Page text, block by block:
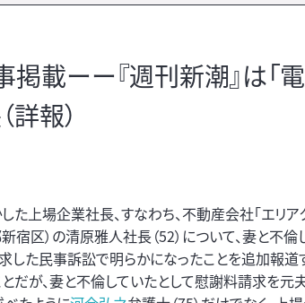
載ーー『週刊新潮』は「
報）
た上場企業社長、すなわち、不動産会社「エリア
宿区）の清原雅人社長（52）について、妻と不倫
した民事訴訟で明らかになったことを追加報道
だが、妻と不倫していたとして慰謝料請求を元